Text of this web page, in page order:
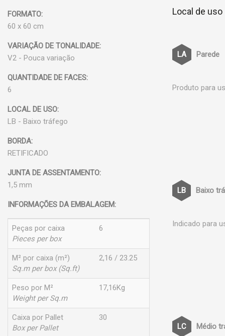
FORMATO:
60 x 60 cm
VARIAÇÃO DE TONALIDADE:
V2 - Pouca variação
QUANTIDADE DE FACES:
6
LOCAL DE USO:
LB - Baixo tráfego
BORDA:
RETIFICADO
JUNTA DE ASSENTAMENTO:
1,5 mm
INFORMAÇÕES DA EMBALAGEM:
Peças por caixa
Pieces per box
6
M² por caixa (m²)
Sq.m per box (Sq.ft)
2,16 / 23.25
Peso por M²
Weight per Sq.m
17,16Kg
Caixa por Pallet
Box per Pallet
30
Local de uso
Parede
Produto para
Baixo
Indicado para
Médio